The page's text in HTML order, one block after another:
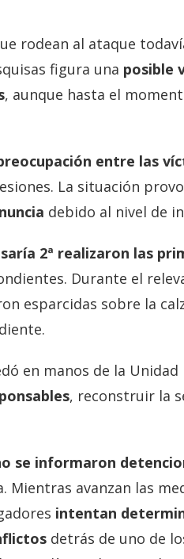
rodean al ataque
figura una posible
, aunque hasta el
entre las
La situación
debido al nivel de
2ª realizaron las
Durante el
esparcidas sobre la
en manos de la
, reconstruir la
se informaron
Mientras avanzan las
intentan
detrás de uno de